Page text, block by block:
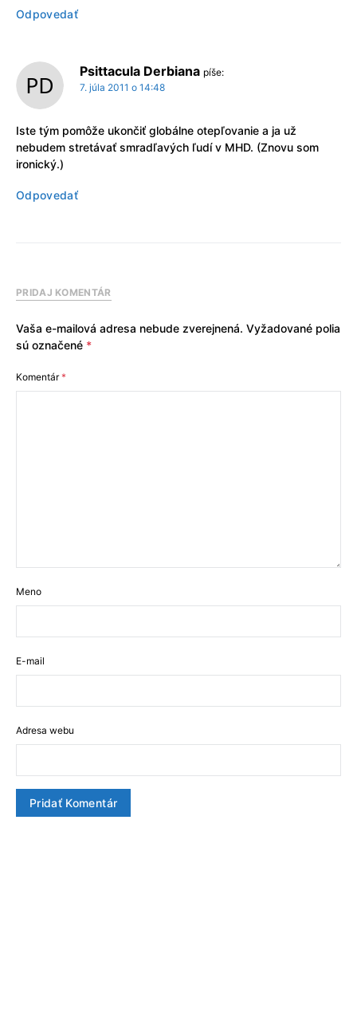
Odpovedať
Psittacula Derbiana píše:
7. júla 2011 o 14:48
Iste tým pomôže ukončiť globálne otepľovanie a ja už
nebudem stretávať smradľavých ľudí v MHD. (Znovu som
ironický.)
Odpovedať
PRIDAJ KOMENTÁR
Vaša e-mailová adresa nebude zverejnená. Vyžadované polia
sú označené *
Komentár*
Meno
E-mail
Adresa webu